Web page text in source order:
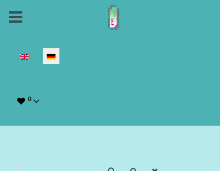
Sprache auswählen
0